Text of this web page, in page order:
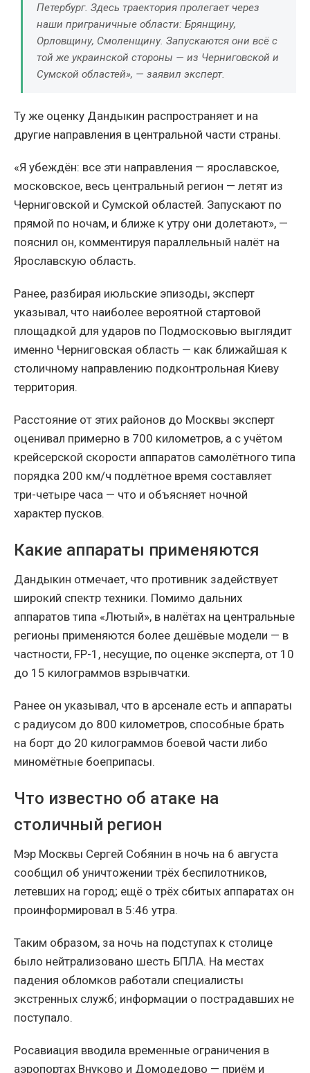
Петербург. Здесь траектория пролегает через
наши приграничные области: Брянщину,
Орловщину, Смоленщину. Запускаются они всё с
той же украинской стороны — из Черниговской и
Сумской областей», — заявил эксперт.
Ту же оценку Дандыкин распространяет и на
другие направления в центральной части страны.
«Я убеждён: все эти направления — ярославское,
московское, весь центральный регион — летят из
Черниговской и Сумской областей. Запускают по
прямой по ночам, и ближе к утру они долетают», —
пояснил он, комментируя параллельный налёт на
Ярославскую область.
Ранее, разбирая июльские эпизоды, эксперт
указывал, что наиболее вероятной стартовой
площадкой для ударов по Подмосковью выглядит
именно Черниговская область — как ближайшая к
столичному направлению подконтрольная Киеву
территория.
Расстояние от этих районов до Москвы эксперт
оценивал примерно в 700 километров, а с учётом
крейсерской скорости аппаратов самолётного типа
порядка 200 км/ч подлётное время составляет
три-четыре часа — что и объясняет ночной
характер пусков.
Какие аппараты применяются
Дандыкин отмечает, что противник задействует
широкий спектр техники. Помимо дальних
аппаратов типа «Лютый», в налётах на центральные
регионы применяются более дешёвые модели — в
частности, FP-1, несущие, по оценке эксперта, от 10
до 15 килограммов взрывчатки.
Ранее он указывал, что в арсенале есть и аппараты
с радиусом до 800 километров, способные брать
на борт до 20 килограммов боевой части либо
миномётные боеприпасы.
Что известно об атаке на
столичный регион
Мэр Москвы Сергей Собянин в ночь на 6 августа
сообщил об уничтожении трёх беспилотников,
летевших на город; ещё о трёх сбитых аппаратах он
проинформировал в 5:46 утра.
Таким образом, за ночь на подступах к столице
было нейтрализовано шесть БПЛА. На местах
падения обломков работали специалисты
экстренных служб; информации о пострадавших не
поступало.
Росавиация вводила временные ограничения в
аэропортах Внуково и Домодедово — приём и